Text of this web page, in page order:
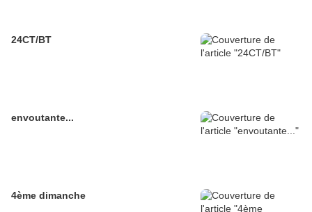
24CT/BT
envoutante...
4ème dimanche